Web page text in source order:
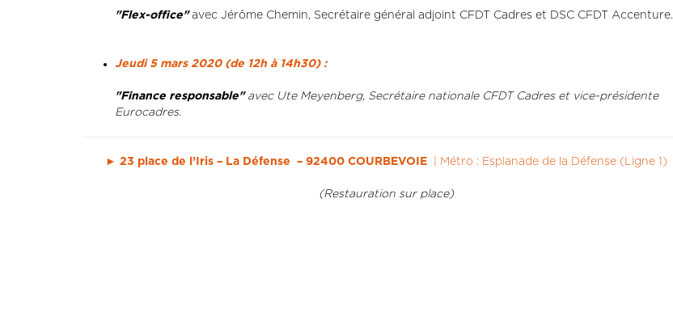
"Flex-office"avec Jérôme Chemin, Secrétaire général adjoint CFDT Cadres et DSC CFDT Accenture.
Jeudi 5 mars 2020 (de 12h à 14h30) :
"Finance responsable"avec Ute Meyenberg, Secrétaire nationale CFDT Cadres et vice-présidente
Eurocadres.
► 23 place de l’Iris – La Défense – 92400 COURBEVOIE| Métro : Esplanade de la Défense (Ligne 1)
(Restauration sur place)